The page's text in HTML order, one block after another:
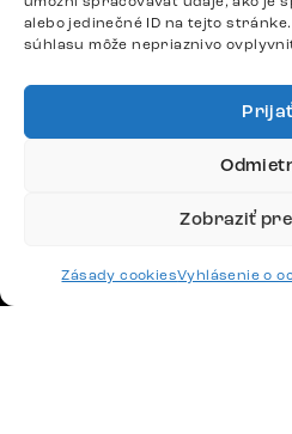
alebo jedinečné ID na tejto
súhlasu môže nepriaznivo
Zobraziť
Zásady cookiesVyhlásenie o
Google recenzie
4,8
Platby